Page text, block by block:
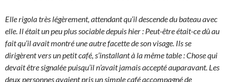
Elle rigola très légèrement, attendant qu’il descende du bateau avec
elle. Il était un peu plus sociable depuis hier : Peut-être était-ce dû au
fait qu’il avait montré une autre facette de son visage. Ils se
dirigèrent vers un petit café, s’installant à la même table : Chose qui
devait être signalée puisqu’il n’avait jamais accepté auparavant. Les
deux personnes avaient pris un simple café accompagné de